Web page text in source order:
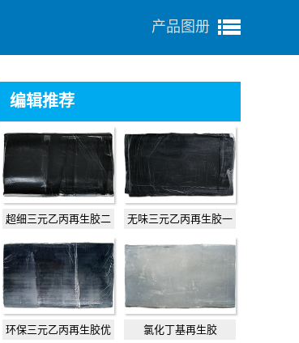
产品图册
编辑推荐
超细三元乙丙再生胶二
无味三元乙丙再生胶一
环保三元乙丙再生胶优
氯化丁基再生胶